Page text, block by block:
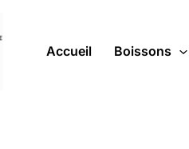
Accueil Boissons